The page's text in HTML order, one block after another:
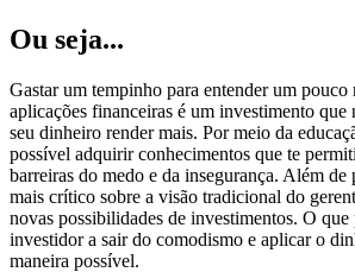
Ou seja...
Gastar um tempinho para entender um pouco
aplicações financeiras é um investimento que
seu dinheiro render mais. Por meio da
possível adquirir conhecimentos que te
barreiras do medo e da insegurança. Além
mais crítico sobre a visão tradicional do
novas possibilidades de investimentos. O
investidor a sair do comodismo e aplicar o
maneira possível.